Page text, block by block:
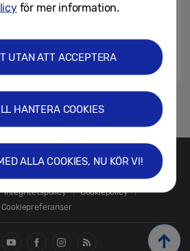
1
oss
SAMSUNG.SE
Integritetspolicy
Cookiepolicy
Cookiepreferanser
för mer information.
UTAN ATT ACCEPTERA
HANTERA COOKIES
ALLA COOKIES, NU KÖR VI!